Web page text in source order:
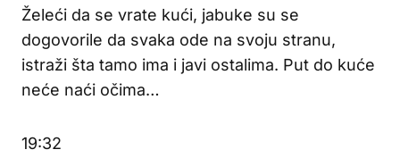
Želeći da se vrate kući, jabuke su se
dogovorile da svaka ode na svoju stranu,
istraži šta tamo ima i javi ostalima. Put do kuće
neće naći očima…
19:32